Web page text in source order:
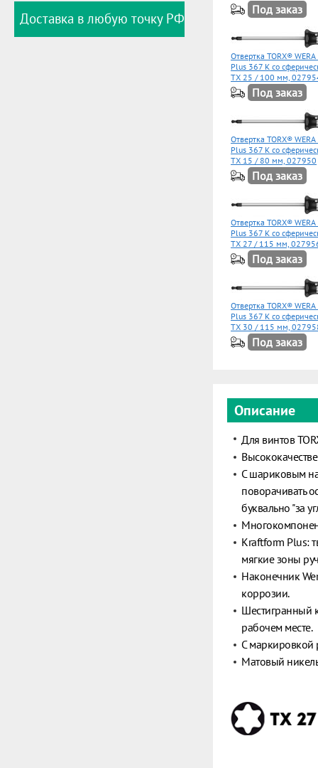
Доставка в любую точку РФ
Под заказ
Отвертка TORX®
Plus 367 K со
TX 25 / 100 мм,
Под заказ
Отвертка TORX®
Plus 367 K со
TX 15 / 80 мм, 027950
Под заказ
Отвертка TORX®
Plus 367 K со
TX 27 / 115 мм,
Под заказ
Отвертка TORX®
Plus 367 K со
TX 30 / 115 мм,
Под заказ
Описание
Для винтов
С шариковым
поворачивать
буквально "за
Kraftform Plus:
мягкие зоны
Наконечник
коррозии.
Шестигранный
рабочем месте.
С маркировкой
Матовый